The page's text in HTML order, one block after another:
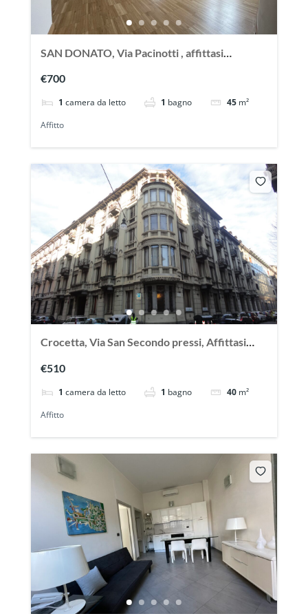
SAN DONATO, Via Pacinotti , affittasi
€700
1 camera da letto 1 bagno 45 m²
Affitto
Crocetta, Via San Secondo pressi, Affittasi
€510
1 camera da letto 1 bagno 40 m²
Affitto